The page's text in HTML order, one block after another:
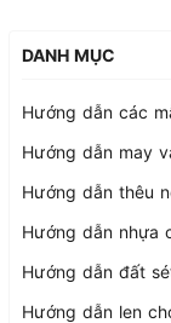
DANH MỤC
Hướng dẫn các
Hướng dẫn may
Hướng dẫn thêu
Hướng dẫn nhựa
Hướng dẫn đất
Hướng dẫn len